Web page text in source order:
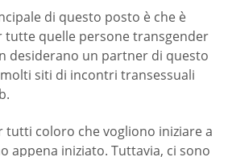
di questo posto è che è
tutte quelle persone transgender
desiderano un partner di questo
siti di incontri transessuali
tutti coloro che vogliono iniziare a
appena iniziato. Tuttavia, ci sono